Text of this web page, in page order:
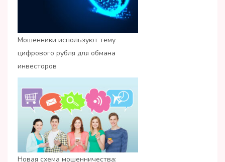
Мошенники используют тему
цифрового рубля для обмана
инвесторов
Новая схема мошенничества: